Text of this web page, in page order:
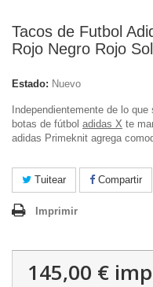
Tacos de Futbol
Rojo Negro Rojo
Estado: Nuevo
Independientemente de lo
botas de fútbol adidas X te
adidas Primeknit agrega
Tuitear Compartir
Imprimir
145,00 €